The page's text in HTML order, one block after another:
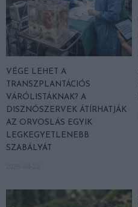
VÉGE LEHET A
TRANSZPLANTÁCIÓS
VÁRÓLISTÁKNAK? A
DISZNÓSZERVEK ÁTÍRHATJÁK
AZ ORVOSLÁS EGYIK
LEGKEGYETLENEBB
SZABÁLYÁT